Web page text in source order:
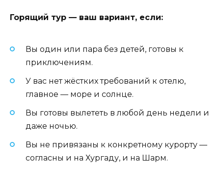
Горящий тур — ваш вариант, если:
Вы один или пара без детей, готовы к
приключениям.
У вас нет жёстких требований к отелю,
главное — море и солнце.
Вы готовы вылететь в любой день недели и
даже ночью.
Вы не привязаны к конкретному курорту —
согласны и на Хургаду, и на Шарм.